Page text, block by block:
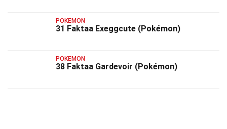
POKEMON
31 Faktaa Exeggcute (Pokémon)
POKEMON
38 Faktaa Gardevoir (Pokémon)